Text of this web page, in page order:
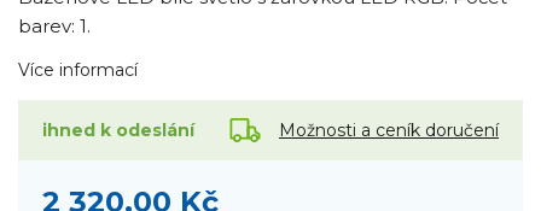
barev: 1.
Více informací
ihned k odeslání Možnosti a ceník doručení
2 320,00 Kč